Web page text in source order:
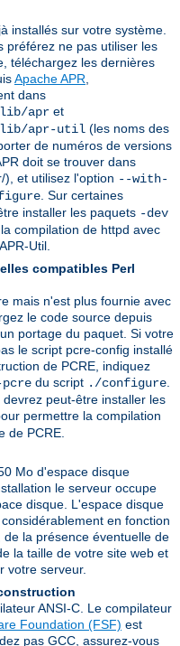
installés sur votre système.
préférez ne pas utiliser les
téléchargez les dernières
Apache APR,
dans
apr et
apr-util (les noms des
de numéros de versions
doit se trouver dans
et utilisez l'option --with-
. Sur certaines
installer les paquets -dev
compilation de httpd avec
Util.
compatibles Perl
mais n'est plus fournie avec
le code source depuis
portage du paquet. Si votre
le script pcre-config installé
de PCRE, indiquez
du script ./configure.
peut-être installer les
permettre la compilation
de PCRE.
Mo d'espace disque
le serveur occupe
disque. L'espace disque
en fonction
la présence éventuelle de
la taille de votre site web et
votre serveur.
ANSI-C. Le compilateur
Foundation (FSF) est
pas GCC, assurez-vous